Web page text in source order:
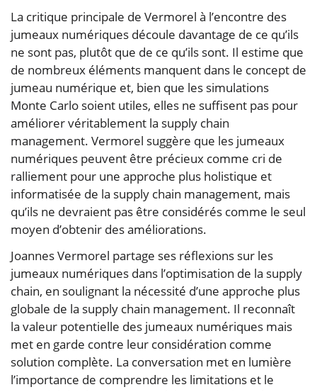
La critique principale de Vermorel à l’encontre des
jumeaux numériques découle davantage de ce qu’ils
ne sont pas, plutôt que de ce qu’ils sont. Il estime que
de nombreux éléments manquent dans le concept de
jumeau numérique et, bien que les simulations
Monte Carlo soient utiles, elles ne suffisent pas pour
améliorer véritablement la supply chain
management. Vermorel suggère que les jumeaux
numériques peuvent être précieux comme cri de
ralliement pour une approche plus holistique et
informatisée de la supply chain management, mais
qu’ils ne devraient pas être considérés comme le seul
moyen d’obtenir des améliorations.
Joannes Vermorel partage ses réflexions sur les
jumeaux numériques dans l’optimisation de la supply
chain, en soulignant la nécessité d’une approche plus
globale de la supply chain management. Il reconnaît
la valeur potentielle des jumeaux numériques mais
met en garde contre leur considération comme
solution complète. La conversation met en lumière
l’importance de comprendre les limitations et le